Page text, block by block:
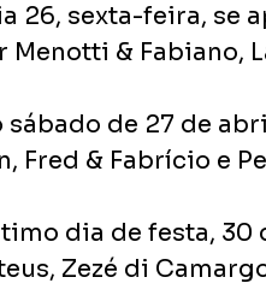
26, sexta-feira, se
Menotti & Fabiano,
sábado de 27 de
Fred & Fabrício e
dia de festa,
Zezé di